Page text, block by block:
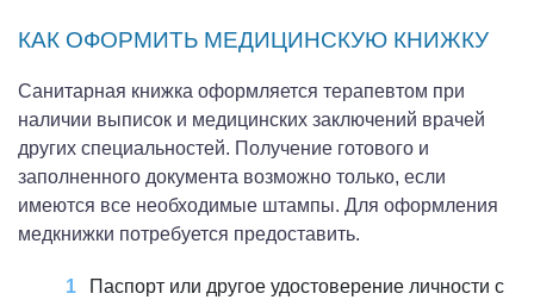
КАК ОФОРМИТЬ МЕДИЦИНСКУЮ КНИЖКУ
Санитарная книжка оформляется терапевтом при
наличии выписок и медицинских заключений врачей
других специальностей. Получение готового и
заполненного документа возможно только, если
имеются все необходимые штампы. Для оформления
медкнижки потребуется предоставить.
Паспорт или другое удостоверение личности с